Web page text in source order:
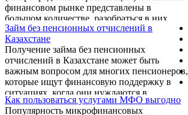
финансовом рынке представлены в
большом количестве, разобраться в них
сложно. Интернет-проект «Микрозайм.ру»
был создан для упрощения выбора при
займе. Это настоящая помощь для человека,
которому необходима определенная сумма
денег, но он опасается попасть на
мошенников, либо желает взять кредит при
минимальном проценте.
Займ без пенсионных отчислений в
Казахстане
Получение займа без пенсионных
отчислений в Казахстане может быть
важным вопросом для многих пенсионеров,
которые ищут финансовую поддержку в
ситуациях, когда они нуждаются в
дополнительных средствах. В данной статье
Как пользоваться услугами МФО выгодно
Популярность микрофинансовых